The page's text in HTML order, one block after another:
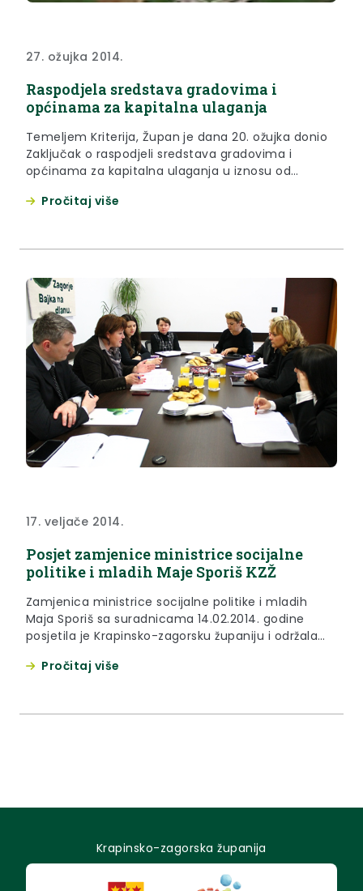
27. ožujka 2014.
Raspodjela sredstava gradovima i
općinama za kapitalna ulaganja
Temeljem Kriterija, Župan je dana 20. ožujka donio
Zaključak o raspodjeli sredstava gradovima i
općinama za kapitalna ulaganja u iznosu od
Pročitaj više
17. veljače 2014.
Posjet zamjenice ministrice socijalne
politike i mladih Maje Sporiš KZŽ
Zamjenica ministrice socijalne politike i mladih
Maja Sporiš sa suradnicama 14.02.2014. godine
posjetila je Krapinsko-zagorsku županiju i održala
Petek i suradnicima.Teme sastanka bile su vezane
Pročitaj više
Krapinsko-zagorska županija